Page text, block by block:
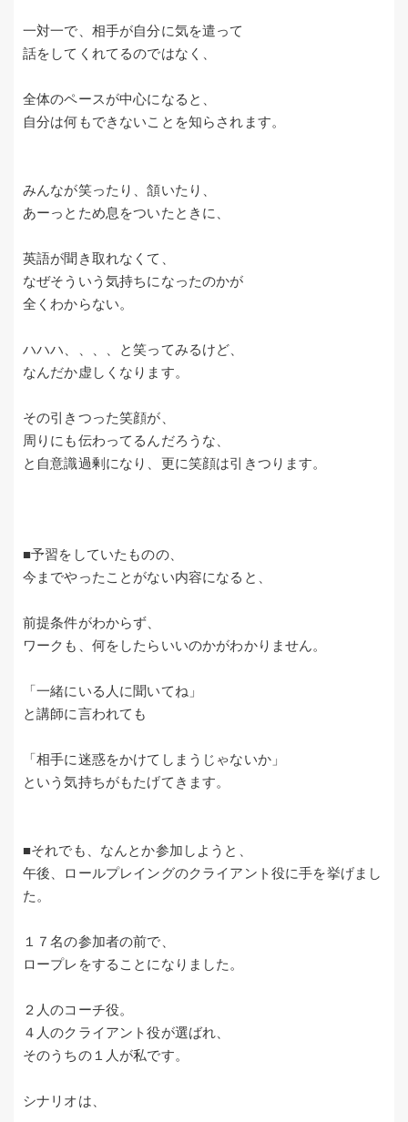
一対一で、相手が自分に気を遣って
話をしてくれてるのではなく、
全体のペースが中心になると、
自分は何もできないことを知らされます。
みんなが笑ったり、頷いたり、
あーっとため息をついたときに、
英語が聞き取れなくて、
なぜそういう気持ちになったのかが
全くわからない。
ハハハ、、、、と笑ってみるけど、
なんだか虚しくなります。
その引きつった笑顔が、
周りにも伝わってるんだろうな、
と自意識過剰になり、更に笑顔は引きつります。
■予習をしていたものの、
今までやったことがない内容になると、
前提条件がわからず、
ワークも、何をしたらいいのかがわかりません。
「一緒にいる人に聞いてね」
と講師に言われても
「相手に迷惑をかけてしまうじゃないか」
という気持ちがもたげてきます。
■それでも、なんとか参加しようと、
午後、ロールプレイングのクライアント役に手を挙げまし
た。
１７名の参加者の前で、
ロープレをすることになりました。
２人のコーチ役。
４人のクライアント役が選ばれ、
そのうちの１人が私です。
シナリオは、